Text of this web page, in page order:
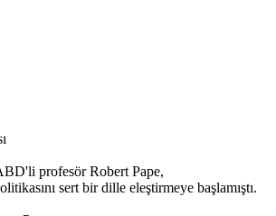
profesör Robert Pape,
sert bir dille eleştirmeye başlamıştı.